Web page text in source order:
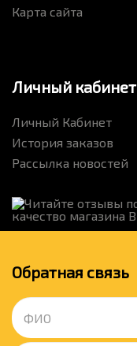
Карта сайта
Личный кабинет
Личный Кабинет
История заказов
Рассылка новостей
Обратная связь